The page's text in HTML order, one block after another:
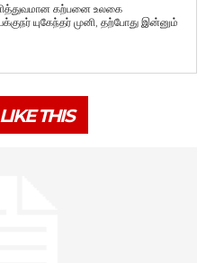
கற்பனை உலகை
யுகேந்தர் முனி, தற்போது இன்னும்
THIS